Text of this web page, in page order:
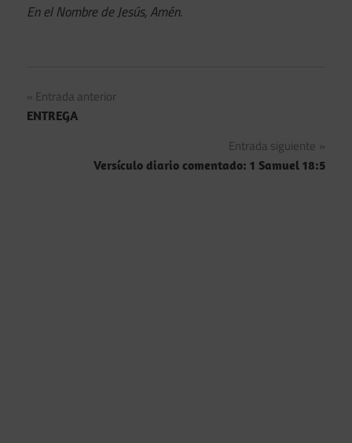
En el Nombre de Jesús, Amén.
Navegación
de
entradas
Entrada anterior
ENTREGA
Entrada siguiente
Versículo diario comentado: 1 Samuel 18:5